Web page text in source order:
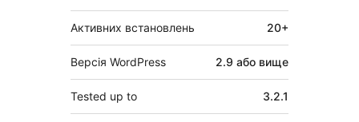
Активних встановлень 20+
Версія WordPress 2.9 або вище
Tested up to 3.2.1